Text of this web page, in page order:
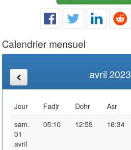
Calendrier mensuel
avril 2023
Jour Fadjr Dohr Asr
sam.
01
avril
05:10 12:59 16:34